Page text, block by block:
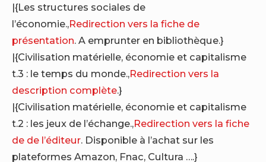
|{Les structures sociales de
l’économie.,Redirection vers la fiche de
présentation. A emprunter en bibliothèque.}
|{Civilisation matérielle, économie et capitalisme
t.3 : le temps du monde.,Redirection vers la
description complète.}
|{Civilisation matérielle, économie et capitalisme
t.2 : les jeux de l’échange.,Redirection vers la fiche
de de l’éditeur. Disponible à l’achat sur les
plateformes Amazon, Fnac, Cultura ….}